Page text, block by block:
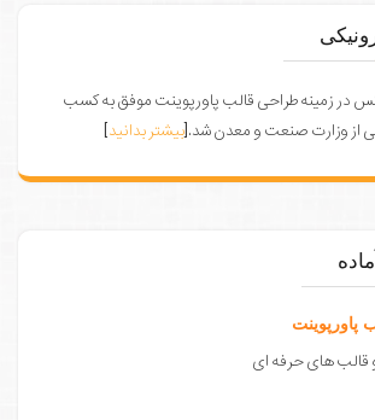
در زمینه طراحی قالب پاورپوینت موفق به کسب
از وزارت صنعت و معدن شد.[بیشتر بدانید]
پاورپوینت
قالب های حرفه ای